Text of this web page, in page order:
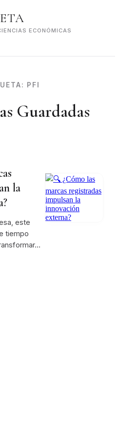
ECONÓMICAS
PFI
Guardadas
la
este
tiempo